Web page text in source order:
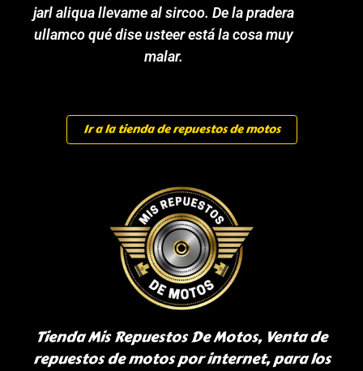
jarl aliqua llevame al sircoo. De la pradera
ullamco qué dise usteer está la cosa muy
malar.
Ir a la tienda de repuestos de motos
Tienda Mis Repuestos De Motos, Venta de
repuestos de motos por internet, para los